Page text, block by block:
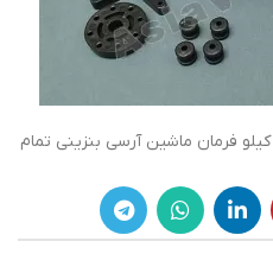
قیمت و خرید سروو موتور لارج 150 کیلو فرمان ماشین آرسی بنزینی تمام